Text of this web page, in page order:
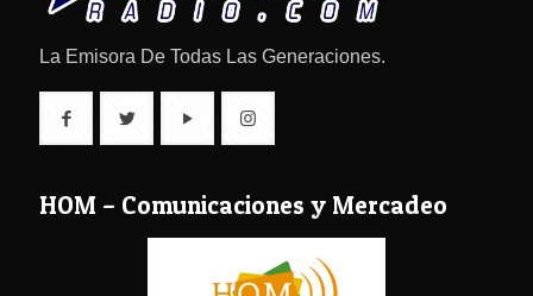
La Emisora De Todas Las Generaciones.
HOM – Comunicaciones y Mercadeo